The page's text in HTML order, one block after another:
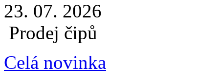
23. 07. 2026
Prodej čipů
Celá novinka